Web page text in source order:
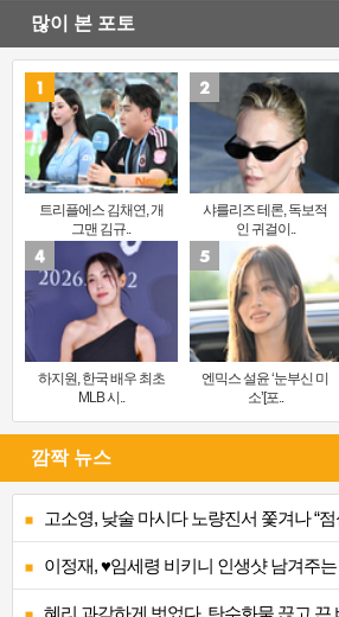
많이 본 포토
트리플에스 김채연, 개
그맨 김규..
샤를리즈 테론, 독보적
인 귀걸이..
하지원, 한국 배우 최초
MLB 시..
엔믹스 설윤 ‘눈부신 미
소’[포..
깜짝 뉴스
고소영, 낮술 마시다 노량진서 쫓겨나 “점
이정재, ♥임세령 비키니 인생샷 남겨주
혜리 과감하게 벗었다, 탄수화물 끊고 끈